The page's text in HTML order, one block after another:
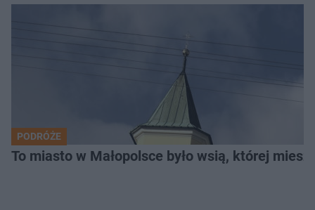
PODRÓŻE
To miasto w Małopolsce było wsią, której